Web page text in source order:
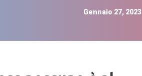
Gennaio 27, 2023